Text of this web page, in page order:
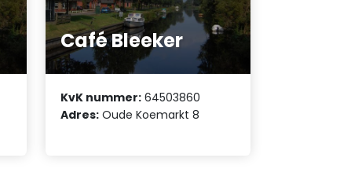
Café Bleeker
KvK nummer: 64503860
Adres: Oude Koemarkt 8